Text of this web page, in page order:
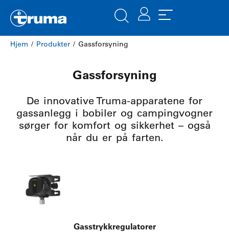
Hjem / Produkter/ Gassforsyning
Gassforsyning
De innovative Truma-apparatene for
gassanlegg i bobiler og campingvogner
sørger for komfort og sikkerhet – også
når du er på farten.
Gasstrykkregulatorer